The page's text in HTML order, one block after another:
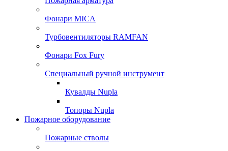
Фонари MICA
Турбовентиляторы RAMFAN
Фонари Fox Fury
Специальный ручной инструмент
Кувалды Nupla
Топоры Nupla
Пожарное оборудование
Пожарные стволы